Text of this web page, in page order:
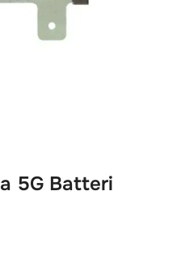
5G Batteri